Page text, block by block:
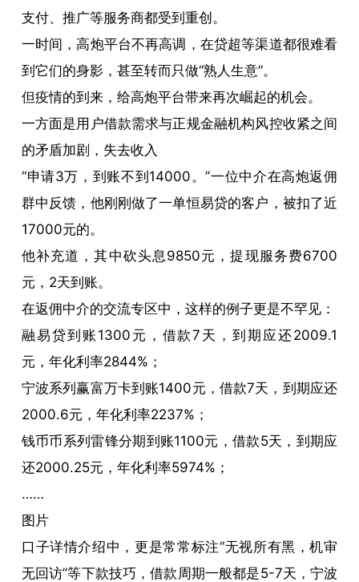
支付、推广等服务商都受到重创。
一时间，高炮平台不再高调，在贷超等渠道都很难看
到它们的身影，甚至转而只做“熟人生意”。
但疫情的到来，给高炮平台带来再次崛起的机会。
一方面是用户借款需求与正规金融机构风控收紧之间
的矛盾加剧，失去收入
“申请3万，到账不到14000。”一位中介在高炮返佣
群中反馈，他刚刚做了一单恒易贷的客户，被扣了近
17000元的。
他补充道，其中砍头息9850元，提现服务费6700
元，2天到账。
在返佣中介的交流专区中，这样的例子更是不罕见：
融易贷到账1300元，借款7天，到期应还2009.1
元，年化利率2844%；
宁波系列赢富万卡到账1400元，借款7天，到期应还
2000.6元，年化利率2237%；
钱币币系列雷锋分期到账1100元，借款5天，到期应
还2000.25元，年化利率5974%；
……
图片
口子详情介绍中，更是常常标注“无视所有黑，机审
无回访”等下款技巧，借款周期一般都是5-7天，宁波